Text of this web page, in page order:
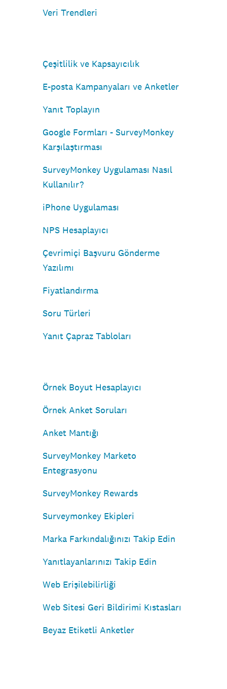
Veri Trendleri
Çeşitlilik ve Kapsayıcılık
E-posta Kampanyaları ve Anketler
Yanıt Toplayın
Google Formları - SurveyMonkey
Karşılaştırması
SurveyMonkey Uygulaması Nasıl
Kullanılır?
iPhone Uygulaması
NPS Hesaplayıcı
Çevrimiçi Başvuru Gönderme
Yazılımı
Fiyatlandırma
Soru Türleri
Yanıt Çapraz Tabloları
Örnek Boyut Hesaplayıcı
Örnek Anket Soruları
Anket Mantığı
SurveyMonkey Marketo
Entegrasyonu
SurveyMonkey Rewards
Surveymonkey Ekipleri
Marka Farkındalığınızı Takip Edin
Yanıtlayanlarınızı Takip Edin
Web Erişilebilirliği
Web Sitesi Geri Bildirimi Kıstasları
Beyaz Etiketli Anketler